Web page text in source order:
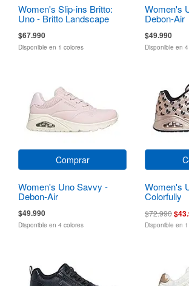
Women's Slip-ins Britto:
Uno - Britto Landscape
$67.990
Disponible en 1 colores
Women's
Debon-Air
$49.990
Disponible en
Comprar
Women's Uno Savvy -
Debon-Air
$49.990
Disponible en 4 colores
Women's
Colorfully
$72.990
Disponible en